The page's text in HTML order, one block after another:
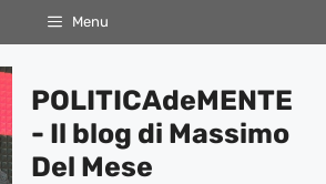
Menu
POLITICAdeMENTE
- Il blog di Massimo
Del Mese